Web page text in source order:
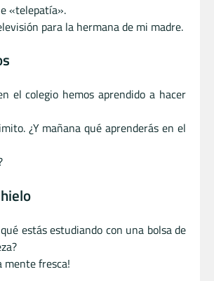
«telepatía».
para la hermana de mi madre.
el colegio hemos aprendido a hacer
¿Y mañana qué aprenderás en el
estás estudiando con una bolsa de
mente fresca!